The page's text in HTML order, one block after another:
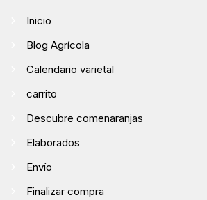
Inicio
Blog Agrícola
Calendario varietal
carrito
Descubre comenaranjas
Elaborados
Envío
Finalizar compra